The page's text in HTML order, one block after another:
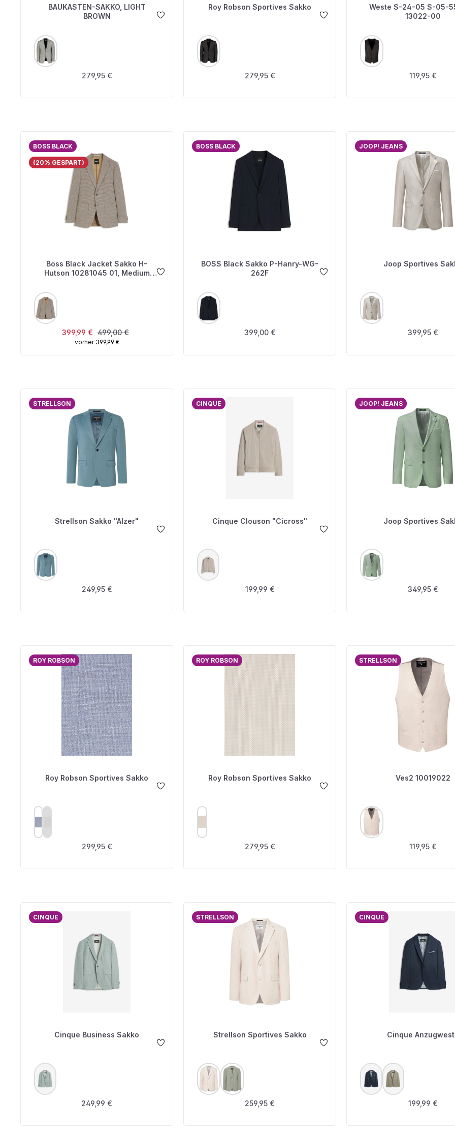
BAUKASTEN-SAKKO, LIGHT
BROWN
FARBE
Regulärer Preis:
279,95 €
Roy Robson Sportives Sakko
FARBE
Regulärer Preis:
279,95 €
Weste S-24-05 S-05-
13022-00
FARBE
Regulärer
119,95 €
BOSS BLACK
(20% GESPART)
Boss Black Jacket Sakko H-
Hutson 10281045 01, Medium
FARBE
Verkaufspreis:
399,99 € Regulärer Preis:
499,00 €
vorher 399,99 €
BOSS BLACK
BOSS Black Sakko P-Hanry-WG-
262F
FARBE
Regulärer Preis:
399,00 €
JOOP! JEANS
Joop Sportives
FARBE
Regulärer
399,95 €
STRELLSON
Strellson Sakko "Alzer"
FARBE
Regulärer Preis:
249,95 €
CINQUE
Cinque Clouson "Cicross"
FARBE
Regulärer Preis:
199,99 €
JOOP! JEANS
Joop Sportives
FARBE
Regulärer
349,95 €
ROY ROBSON
Roy Robson Sportives Sakko
FARBE
Regulärer Preis:
299,95 €
ROY ROBSON
Roy Robson Sportives Sakko
FARBE
Regulärer Preis:
279,95 €
STRELLSON
Ves2 10019022
FARBE
Regulärer
119,95 €
CINQUE
Cinque Business Sakko
FARBE
Regulärer Preis:
249,99 €
STRELLSON
Strellson Sportives Sakko
FARBE AUSWÄHLEN
Regulärer Preis:
259,95 €
CINQUE
Cinque
FARBE AUSWÄHLEN
Regulärer
199,99 €